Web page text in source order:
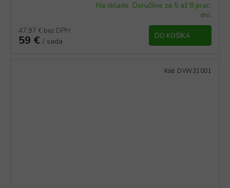
produktu
je
Na sklade. Doručíme za 5 až 8 prac.
dní.
47,97 € bez DPH
59 € / sada
DO KOŠÍKA
Kód: DVW31001